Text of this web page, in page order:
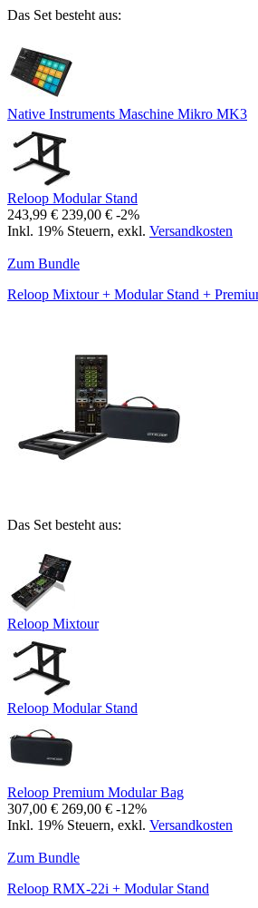
Das Set besteht aus:
Native Instruments Maschine Mikro MK3
Reloop Modular Stand
243,99 € 239,00 € -2%
Inkl. 19% Steuern, exkl. Versandkosten
Zum Bundle
Reloop Mixtour + Modular Stand +
Das Set besteht aus:
Reloop Mixtour
Reloop Modular Stand
Reloop Premium Modular Bag
307,00 € 269,00 € -12%
Inkl. 19% Steuern, exkl. Versandkosten
Zum Bundle
Reloop RMX-22i + Modular Stand